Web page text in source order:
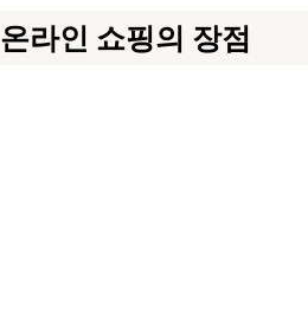
온라인 쇼핑의 장점